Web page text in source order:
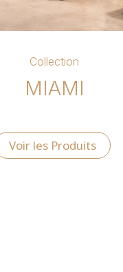
Collection
MIAMI
Voir les Produits